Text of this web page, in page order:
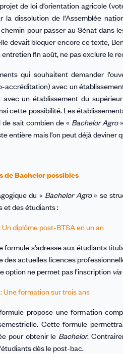
de loi d’orientation agricole
la dissolution de l’Assemblée
pour passer au Sénat dans
devait bloquer encore ce texte,
entretien fin août, ne pas exclure le
qui souhaitent demander
accréditation) avec un
avec un établissement du
cette possibilité. Les
sait combien de « Bachelor Agro
entière mais l’on peut déjà deviner
de Bachelor possibles
du « Bachelor Agro» se
et des étudiants :
Un diplôme post-BTSA en un an
s’adresse aux étudiants
des actuelles licences
option ne permet pas l’inscription
Une formation sur trois ans
propose une formation
Cette formule
pour obtenir le Bachelor.
dès le post-bac.